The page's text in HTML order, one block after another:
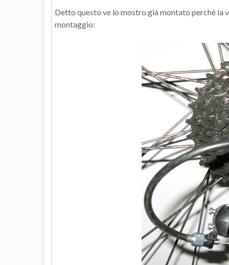
Detto questo ve lo mostro già montato perchè
montaggio: